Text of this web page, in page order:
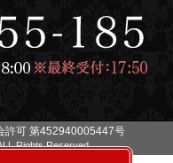
許可 第452940005447号
Rights Reserved.